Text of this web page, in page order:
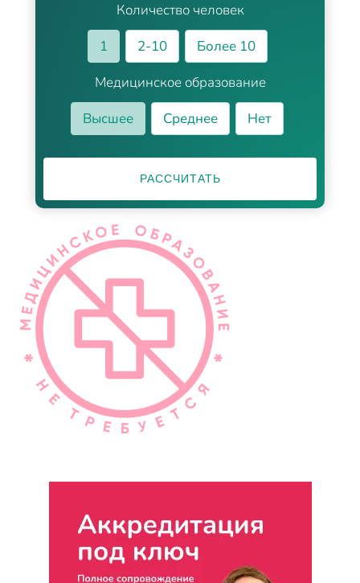
Количество человек
1
2-10
Более 10
Медицинское образование
Высшее
Среднее Нет
РАССЧИТАТЬ